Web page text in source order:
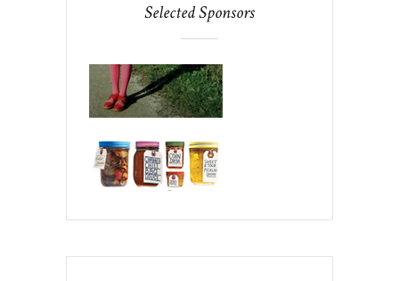
Selected Sponsors